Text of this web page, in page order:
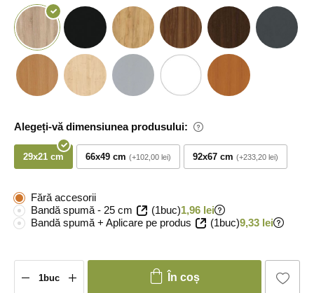
Alegeți-vă dimensiunea produsului:
29x21 cm 66x49 cm +102,00 lei 92x67 cm +233,20 lei
Fără accesorii
Bandă spumă - 25 cm
(1buc)1,96 lei
Bandă spumă + Aplicare pe produs
(1buc)9,33 lei
În coș